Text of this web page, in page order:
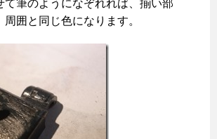
て筆のようになぞれれば、揃い部
囲と同じ色になります。